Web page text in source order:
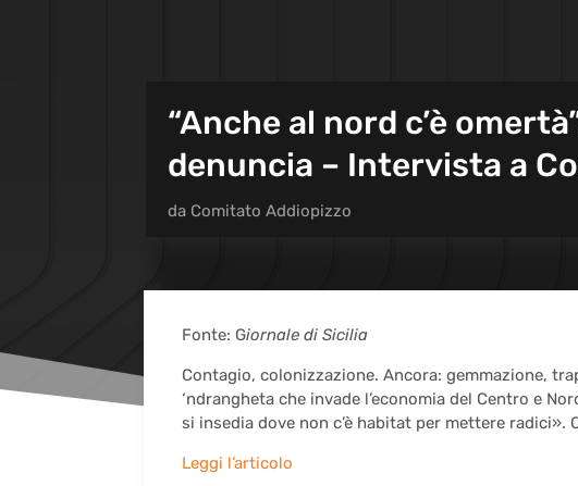
“Anche al nord c’è
denuncia – Intervista a
da Comitato Addiopizzo
Fonte: Giornale di Sicilia
Contagio, colonizzazione. Ancora: gemmazione,
‘ndrangheta che invade l’economia del Centro e
si insedia dove non c’è habitat per mettere radici».
Leggi l’articolo